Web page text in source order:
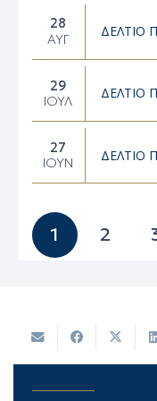
28
ΑΥΓ
ΔΕΛΤΙΟ
29
ΙΟΎΛ
ΔΕΛΤΙΟ
27
ΙΟΎΝ
ΔΕΛΤΙΟ
1 2